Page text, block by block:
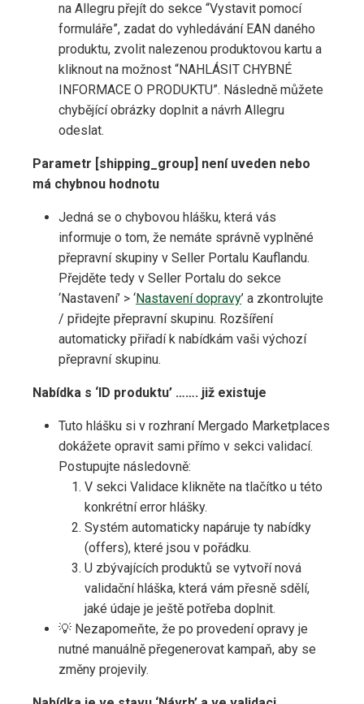
na Allegru přejít do sekce “Vystavit pomocí
formuláře”, zadat do vyhledávání EAN daného
produktu, zvolit nalezenou produktovou kartu a
kliknout na možnost “NAHLÁSIT CHYBNÉ
INFORMACE O PRODUKTU”. Následně můžete
chybějící obrázky doplnit a návrh Allegru
odeslat.
Parametr [shipping_group] není uveden nebo
má chybnou hodnotu
Jedná se o chybovou hlášku, která vás
informuje o tom, že nemáte správně vyplněné
přepravní skupiny v Seller Portalu Kauflandu.
Přejděte tedy v Seller Portalu do sekce
‘Nastavení’ > ‘Nastavení dopravy’ a zkontrolujte
/ přidejte přepravní skupinu. Rozšíření
automaticky přiřadí k nabídkám vaši výchozí
přepravní skupinu.
Nabídka s ‘ID produktu’ ……. již existuje
Tuto hlášku si v rozhraní Mergado Marketplaces
dokážete opravit sami přímo v sekci validací.
Postupujte následovně:
V sekci Validace klikněte na tlačítko u této
konkrétní error hlášky.
Systém automaticky napáruje ty nabídky
(offers), které jsou v pořádku.
U zbývajících produktů se vytvoří nová
validační hláška, která vám přesně sdělí,
jaké údaje je ještě potřeba doplnit.
💡 Nezapomeňte, že po provedení opravy je
nutné manuálně přegenerovat kampaň, aby se
změny projevily.